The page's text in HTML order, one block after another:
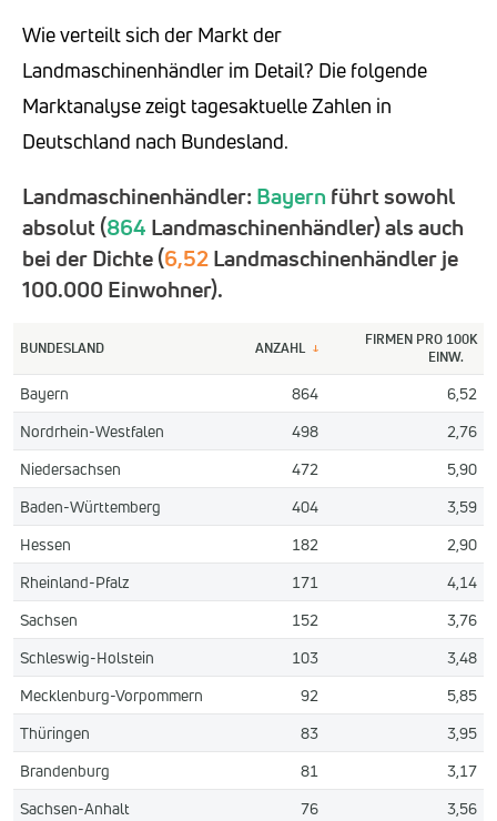
Wie verteilt sich der Markt der
Landmaschinenhändler im Detail? Die folgende
Marktanalyse zeigt tagesaktuelle Zahlen in
Deutschland nach Bundesland.
Landmaschinenhändler: Bayern führt sowohl
absolut (864 Landmaschinenhändler) als auch
bei der Dichte (6,52Landmaschinenhändler je
100.000 Einwohner).
BUNDESLAND ANZAHL ↓
FIRMEN PRO 100K
EINW.
Bayern 864
6,52
Nordrhein-Westfalen
498
2,76
Niedersachsen
472
5,90
Baden-Württemberg
404
3,59
Hessen
182
2,90
Rheinland-Pfalz
171
4,14
Sachsen
152
3,76
Schleswig-Holstein
103
3,48
Mecklenburg-Vorpommern
92
5,85
Thüringen
83
3,95
Brandenburg
81
3,17
Sachsen-Anhalt
76
3,56